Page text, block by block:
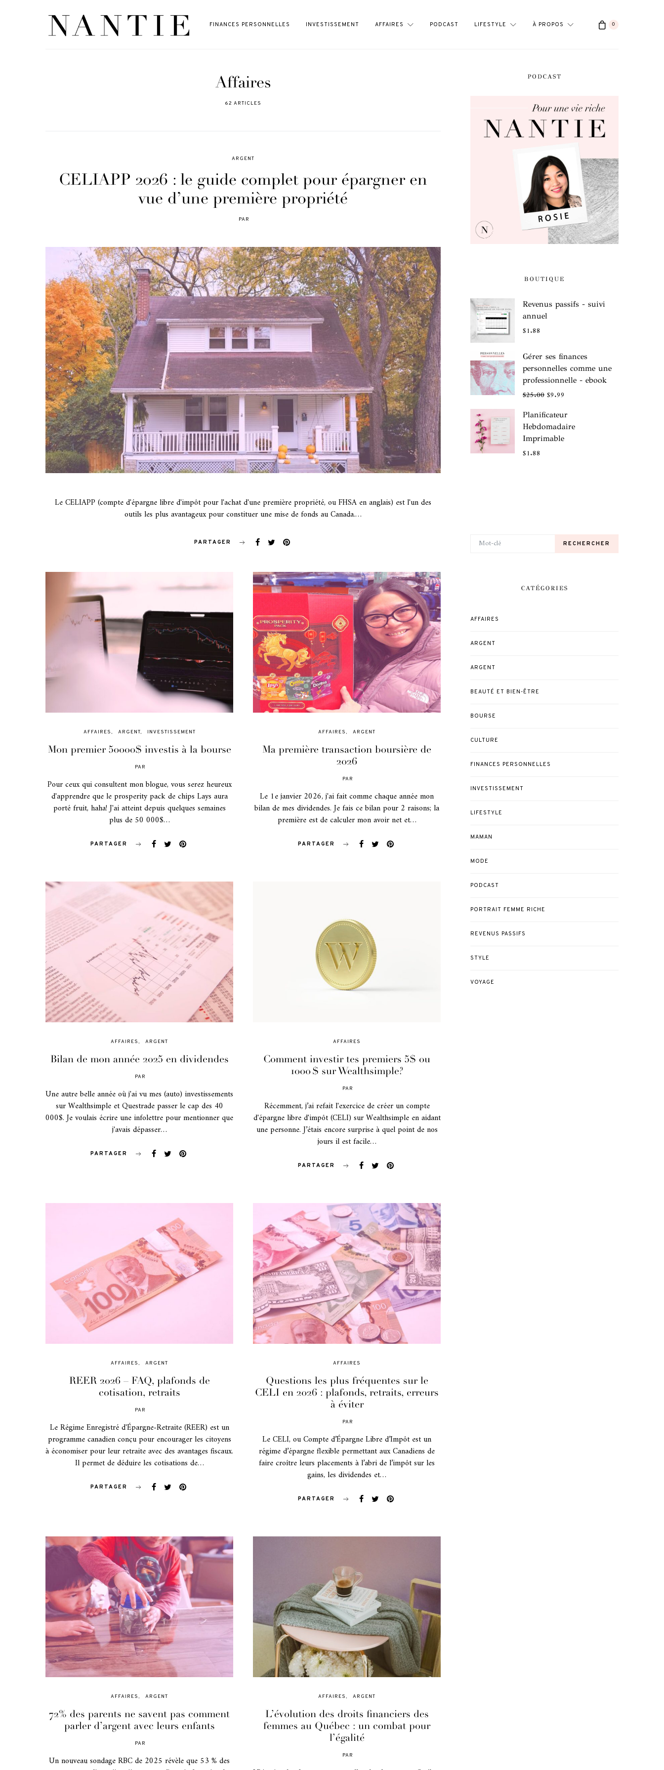
FINANCES PERSONNELLES INVESTISSEMENT AFFAIRES PODCAST LIFESTYLE À PROPOS 0
Affaires
62 ARTICLES
ARGENT
CELIAPP 2026 : le guide complet pour épargner en
vue d’une première propriété
PAR
Le CELIAPP (compte d'épargne libre d'impôt pour l'achat d'une première propriété, ou FHSA en anglais) est l'un des
outils les plus avantageux pour constituer une mise de fonds au Canada.…
PARTAGER
AFFAIRES ARGENT INVESTISSEMENT
Mon premier 50000$ investis à la bourse
PAR
Pour ceux qui consultent mon blogue, vous serez heureux
d'apprendre que le prosperity pack de chips Lays aura
porté fruit, haha! J'ai atteint depuis quelques semaines
plus de 50 000$…
PARTAGER
AFFAIRES ARGENT
Ma première transaction boursière de
2026
PAR
Le 1e janvier 2026, j'ai fait comme chaque année mon
bilan de mes dividendes. Je fais ce bilan pour 2 raisons; la
première est de calculer mon avoir net et…
PARTAGER
AFFAIRES ARGENT
Bilan de mon année 2025 en dividendes
PAR
Une autre belle année où j'ai vu mes (auto) investissements
sur Wealthsimple et Questrade passer le cap des 40
000$. Je voulais écrire une infolettre pour mentionner que
j'avais dépasser…
PARTAGER
AFFAIRES
Comment investir tes premiers 5$ ou
1000 $ sur Wealthsimple?
PAR
Récemment, j’ai refait l'exercice de créer un compte
d'épargne libre d'impôt (CELI) sur Wealthsimple en aidant
une personne. J’étais encore surprise à quel point de nos
jours il est facile…
PARTAGER
AFFAIRES ARGENT
REER 2026 – FAQ, plafonds de
cotisation, retraits
PAR
Le Régime Enregistré d'Épargne-Retraite (REER) est un
programme canadien conçu pour encourager les citoyens
à économiser pour leur retraite avec des avantages fiscaux.
Il permet de déduire les cotisations de…
PARTAGER
AFFAIRES
Questions les plus fréquentes sur le
CELI en 2026 : plafonds, retraits, erreurs
à éviter
ON
PAR
Le CELI, ou Compte d’Épargne Libre d’Impôt est un
régime d’épargne flexible permettant aux Canadiens de
faire croître leurs placements à l’abri de l’impôt sur les
gains, les dividendes et…
PARTAGER
AFFAIRES ARGENT
72% des parents ne savent pas comment
parler d’argent avec leurs enfants
PAR
Un nouveau sondage RBC de 2025 révèle que 53 % des
AFFAIRES ARGENT
L’évolution des droits financiers des
femmes au Québec : un combat pour
l’égalité
PAR
PODCAST
BOUTIQUE
Revenus passifs - suivi
annuel
$1.88
Gérer ses finances
personnelles comme une
professionnelle - ebook
$25.00 $9.99
Planificateur
Hebdomadaire
Imprimable
$1.88
RECHERCHER
CATÉGORIES
AFFAIRES
ARGENT
ARGENT
BEAUTÉ ET BIEN-ÊTRE
BOURSE
CULTURE
FINANCES PERSONNELLES
INVESTISSEMENT
LIFESTYLE
MAMAN
MODE
PODCAST
PORTRAIT FEMME RICHE
REVENUS PASSIFS
STYLE
VOYAGE